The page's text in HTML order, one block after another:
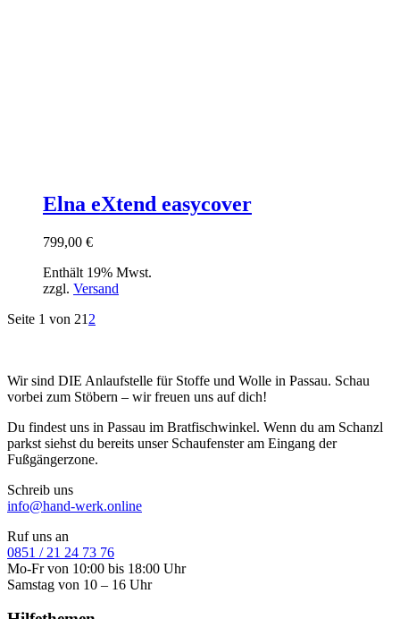
Elna eXtend easycover
799,00 €
Enthält 19% Mwst.
zzgl. Versand
Seite 1 von 21 2
Wir sind DIE Anlaufstelle für Stoffe und Wolle in Passau. Schau
vorbei zum Stöbern – wir freuen uns auf dich!
Du findest uns in Passau im Bratfischwinkel. Wenn du am Schanzl
parkst siehst du bereits unser Schaufenster am Eingang der
Fußgängerzone.
Schreib uns
info@hand-werk.online
Ruf uns an
0851 / 21 24 73 76
Mo-Fr von 10:00 bis 18:00 Uhr
Samstag von 10 – 16 Uhr